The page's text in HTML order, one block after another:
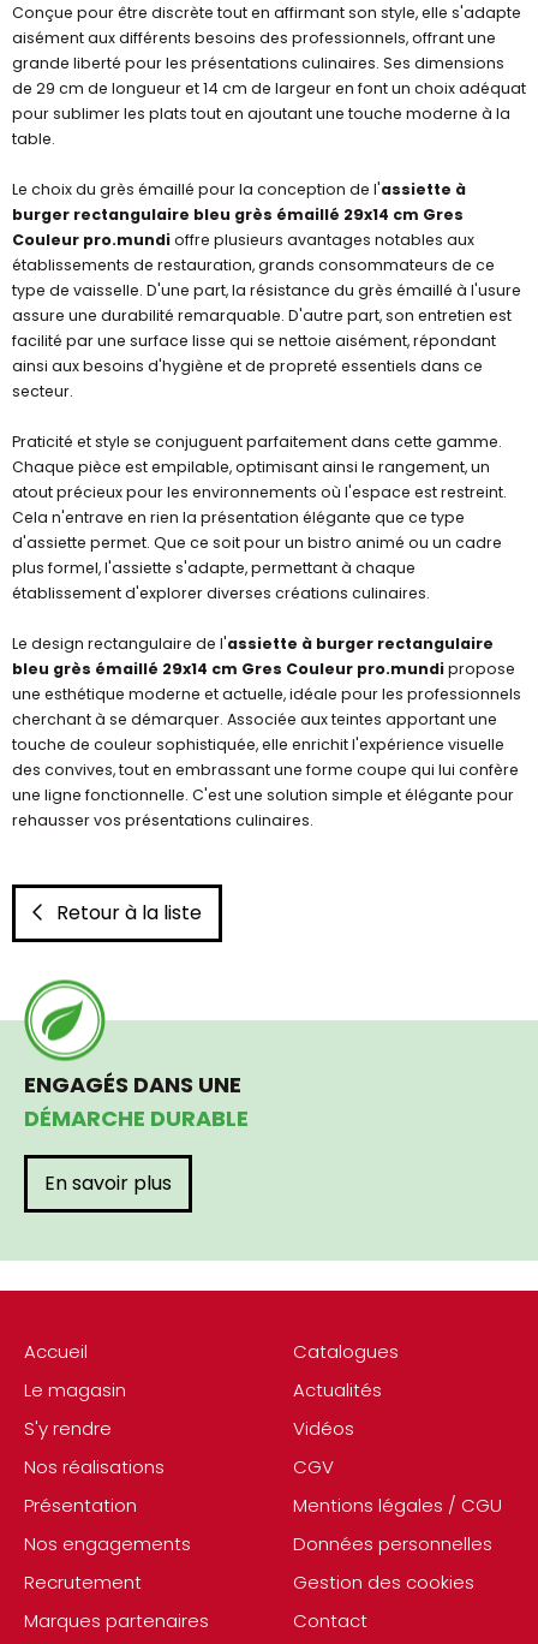
Conçue pour être discrète tout en affirmant son style, elle s'adapte
aisément aux différents besoins des professionnels, offrant une
grande liberté pour les présentations culinaires. Ses dimensions
de 29 cm de longueur et 14 cm de largeur en font un choix adéquat
pour sublimer les plats tout en ajoutant une touche moderne à la
table.
Le choix du grès émaillé pour la conception de l'assiette à
burger rectangulaire bleu grès émaillé 29x14 cm Gres
Couleur pro.mundioffre plusieurs avantages notables aux
établissements de restauration, grands consommateurs de ce
type de vaisselle. D'une part, la résistance du grès émaillé à l'usure
assure une durabilité remarquable. D'autre part, son entretien est
facilité par une surface lisse qui se nettoie aisément, répondant
ainsi aux besoins d'hygiène et de propreté essentiels dans ce
secteur.
Praticité et style se conjuguent parfaitement dans cette gamme.
Chaque pièce est empilable, optimisant ainsi le rangement, un
atout précieux pour les environnements où l'espace est restreint.
Cela n'entrave en rien la présentation élégante que ce type
d'assiette permet. Que ce soit pour un bistro animé ou un cadre
plus formel, l'assiette s'adapte, permettant à chaque
établissement d'explorer diverses créations culinaires.
Le design rectangulaire de l'assiette à burger rectangulaire
bleu grès émaillé 29x14 cm Gres Couleur pro.mundipropose
une esthétique moderne et actuelle, idéale pour les professionnels
cherchant à se démarquer. Associée aux teintes apportant une
touche de couleur sophistiquée, elle enrichit l'expérience visuelle
des convives, tout en embrassant une forme coupe qui lui confère
une ligne fonctionnelle. C'est une solution simple et élégante pour
rehausser vos présentations culinaires.
Retour à la liste
Accueil
Le magasin
S'y rendre
Nos réalisations
Présentation
Nos engagements
Recrutement
Marques partenaires
Catalogues
Actualités
Vidéos
CGV
Mentions légales / CGU
Données personnelles
Gestion des cookies
Contact
ENGAGÉS DANS UNE
DÉMARCHE DURABLE
En savoir plus